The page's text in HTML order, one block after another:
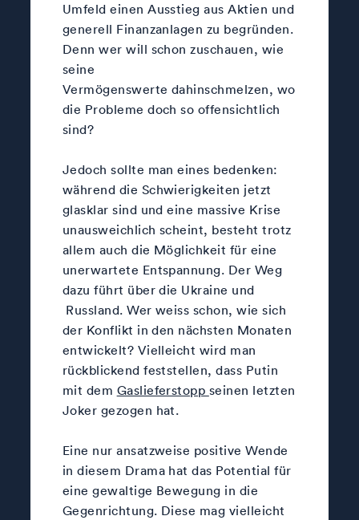
Umfeld einen Ausstieg aus Aktien und
generell Finanzanlagen zu begründen.
Denn wer will schon zuschauen, wie
seine
Vermögenswerte dahinschmelzen, wo
die Probleme doch so offensichtlich
sind?
Jedoch sollte man eines bedenken:
während die Schwierigkeiten jetzt
glasklar sind und eine massive Krise
unausweichlich scheint, besteht trotz
allem auch die Möglichkeit für eine
unerwartete Entspannung. Der Weg
dazu führt über die Ukraine und
Russland. Wer weiss schon, wie sich
der Konflikt in den nächsten Monaten
entwickelt? Vielleicht wird man
rückblickend feststellen, dass Putin
mit dem Gaslieferstopp seinen letzten
Joker gezogen hat.
Eine nur ansatzweise positive Wende
in diesem Drama hat das Potential für
eine gewaltige Bewegung in die
Gegenrichtung. Diese mag vielleicht